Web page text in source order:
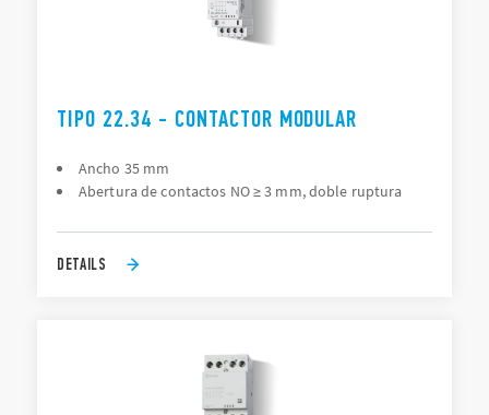
TIPO 22.34 - CONTACTOR MODULAR
Ancho 35 mm
Abertura de contactos NO ≥ 3 mm, doble ruptura
DETAILS